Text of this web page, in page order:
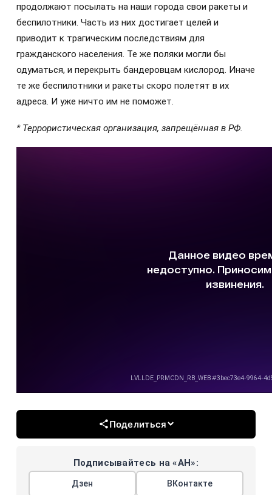
продолжают посылать на наши города свои ракеты и
беспилотники. Часть из них достигает целей и
приводит к трагическим последствиям для
гражданского населения. Те же поляки могли бы
одуматься, и перекрыть бандеровцам кислород. Иначе
те же беспилотники и ракеты скоро полетят в их
адреса. И уже ничто им не поможет.
* Террористическая организация, запрещённая в РФ.
Поделиться
Подписывайтесь на «АН»:
Дзен ВКонтакте